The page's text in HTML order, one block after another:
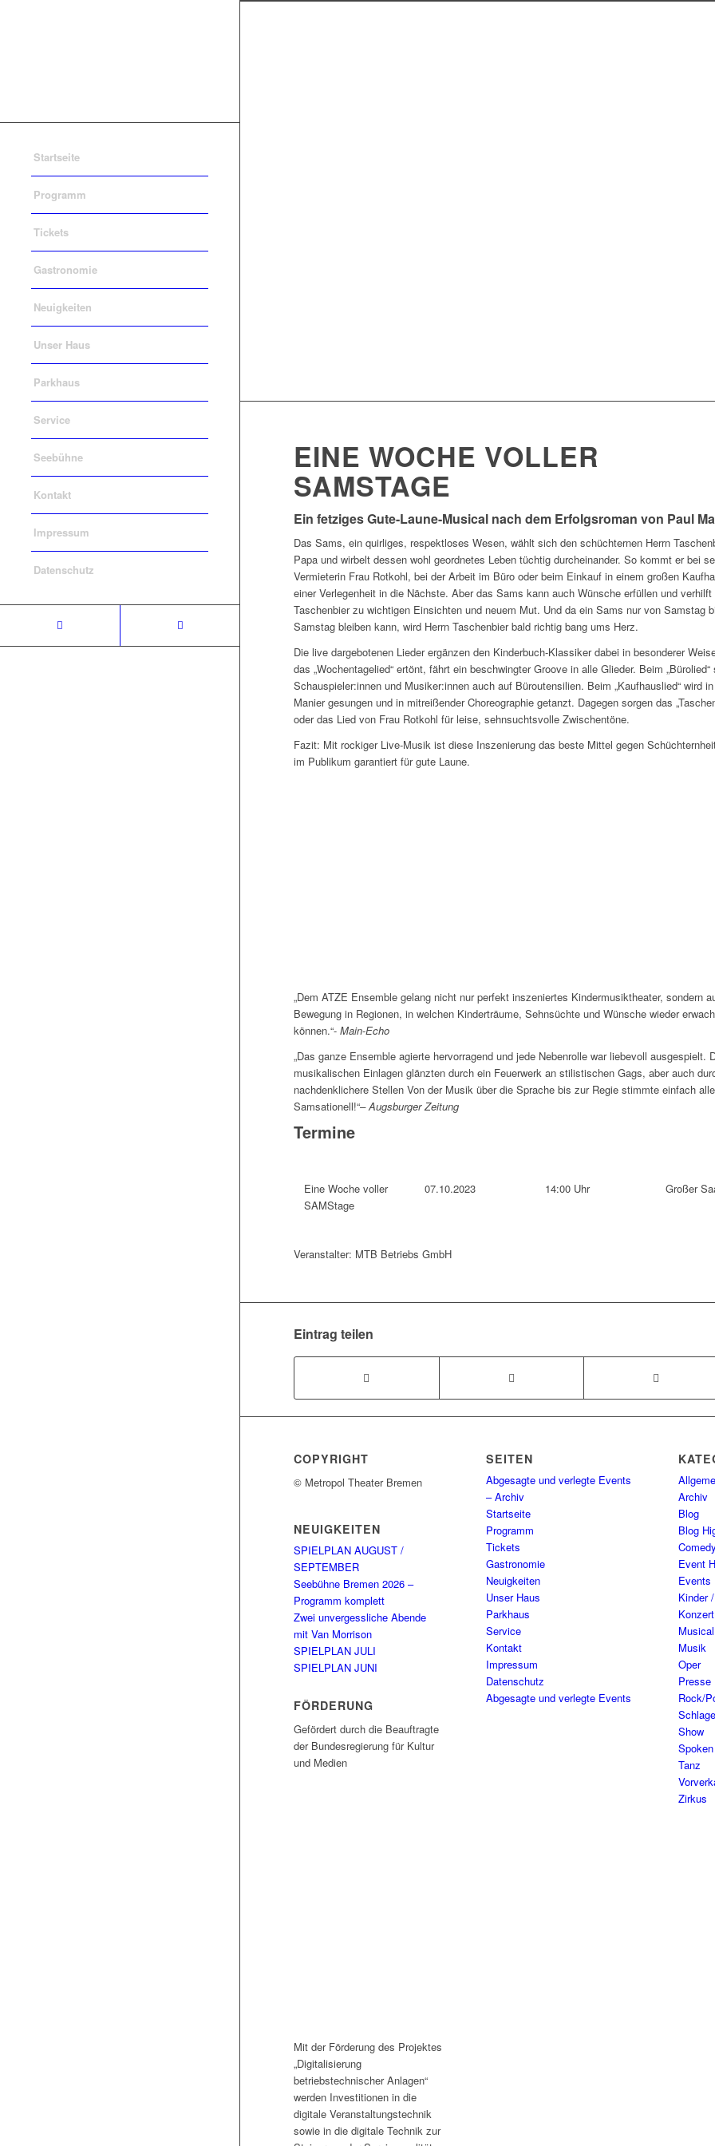
Startseite
Programm
Tickets
Gastronomie
Neuigkeiten
Unser Haus
Parkhaus
Service
Seebühne
Kontakt
Impressum
Datenschutz
EINE WOCHE VOLLER
SAMSTAGE
Ein fetzigesGute-Laune-Musical nach dem Erfolgsroman von Paul
Das Sams, ein quirliges, respektloses Wesen, wählt sich den schüchternen Herrn
Papa und wirbelt dessen wohl geordnetes Leben tüchtig durcheinander. So kommt er bei
Vermieterin Frau Rotkohl, bei der Arbeit im Büro oder beim Einkauf in einem großen
einer Verlegenheit in die Nächste. Aber das Sams kann auch Wünsche erfüllen und verhilft
Taschenbier zu wichtigen Einsichten und neuem Mut. Und da ein Sams nur von Samstag
Samstag bleiben kann, wird Herrn Taschenbier bald richtig bang ums Herz.
Die live dargebotenen Lieder ergänzen den Kinderbuch-Klassiker dabei in besonderer
das „Wochentagelied“ ertönt, fährt ein beschwingter Groove in alle Glieder. Beim „Bürolied“
Schauspieler:innen und Musiker:innen auch auf Büroutensilien. Beim „Kaufhauslied“ wird
Manier gesungen und in mitreißender Choreographie getanzt. Dagegen sorgen das
oder das Lied von Frau Rotkohl für leise, sehnsuchtsvolle Zwischentöne.
Fazit: Mit rockiger Live-Musik ist diese Inszenierung das beste Mittel gegen
im Publikum garantiert für gute Laune.
„Dem ATZE Ensemble gelang nicht nur perfekt inszeniertes Kindermusiktheater, sondern
Bewegung in Regionen, in welchen Kinderträume, Sehnsüchte und Wünsche wieder
können.“- Main-Echo
„Das ganze Ensemble agierte hervorragend und jede Nebenrolle war liebevoll ausgespielt.
musikalischen Einlagen glänzten durch ein Feuerwerk an stilistischen Gags, aber auch
nachdenklichere Stellen Von der Musik über die Sprache bis zur Regie stimmte einfach
Samsationell!“– Augsburger Zeitung
Termine
Eine Woche voller
SAMStage
07.10.2023 14:00 Uhr Großer
Veranstalter: MTB Betriebs GmbH
Eintrag teilen
COPYRIGHT
© Metropol Theater Bremen
NEUIGKEITEN
SPIELPLAN AUGUST /
SEPTEMBER
Seebühne Bremen 2026 –
Programm komplett
Zwei unvergessliche Abende
mit Van Morrison
SPIELPLAN JULI
SPIELPLAN JUNI
FÖRDERUNG
Gefördert durch die Beauftragte
der Bundesregierung für Kultur
und Medien
Mit der Förderung des Projektes
„Digitalisierung
betriebstechnischer Anlagen“
werden Investitionen in die
digitale Veranstaltungstechnik
sowie in die digitale Technik zur
SEITEN
Abgesagte und verlegte Events
– Archiv
Startseite
Programm
Tickets
Gastronomie
Neuigkeiten
Unser Haus
Parkhaus
Service
Kontakt
Impressum
Datenschutz
Abgesagte und verlegte Events
Archiv
Blog
Blog
Comedy
Event
Events
Kinder
Konzert
Musical
Musik
Oper
Presse
Rock/
Show
Tanz
Zirkus